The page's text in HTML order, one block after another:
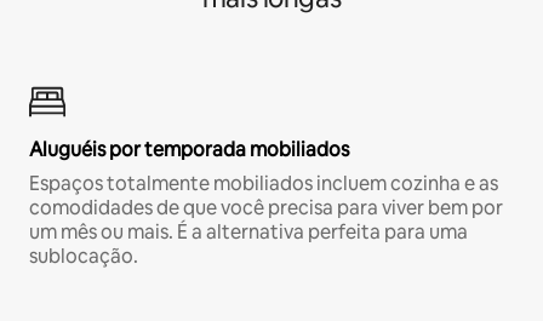
Aluguéis por temporada mobiliados
Espaços totalmente mobiliados incluem cozinha e as
comodidades de que você precisa para viver bem por
um mês ou mais. É a alternativa perfeita para uma
sublocação.